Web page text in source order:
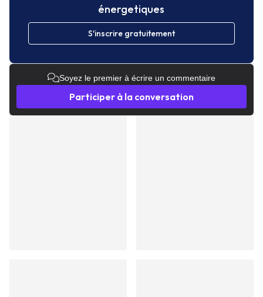
énergetiques
S'inscrire gratuitement
Soyez le premier à écrire un commentaire
Participer à la conversation